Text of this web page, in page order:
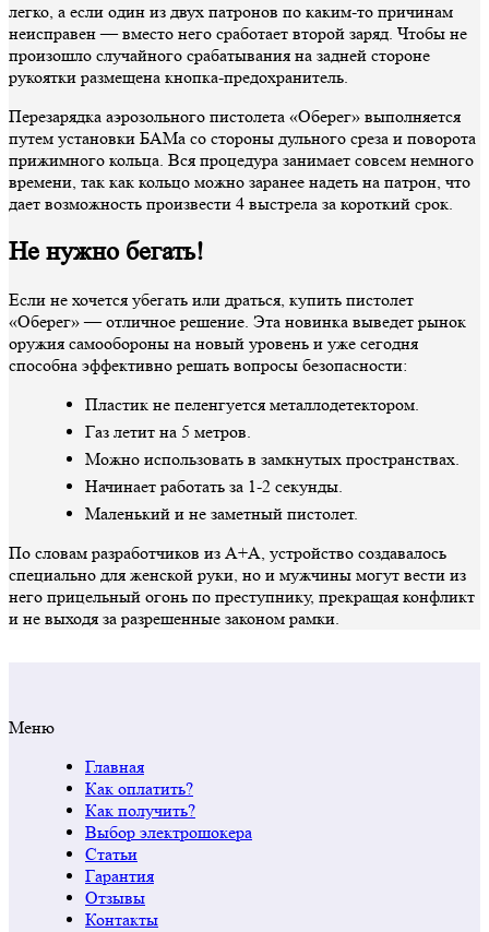
легко, а если один из двух патронов по каким-то причинам
неисправен — вместо него сработает второй заряд. Чтобы не
произошло случайного срабатывания на задней стороне
рукоятки размещена кнопка-предохранитель.
Перезарядка аэрозольного пистолета «Оберег» выполняется
путем установки БАМа со стороны дульного среза и поворота
прижимного кольца. Вся процедура занимает совсем немного
времени, так как кольцо можно заранее надеть на патрон, что
дает возможность произвести 4 выстрела за короткий срок.
Не нужно бегать!
Если не хочется убегать или драться, купить пистолет
«Оберег» — отличное решение. Эта новинка выведет рынок
оружия самообороны на новый уровень и уже сегодня
способна эффективно решать вопросы безопасности:
Пластик не пеленгуется металлодетектором.
Газ летит на 5 метров.
Можно использовать в замкнутых пространствах.
Начинает работать за 1-2 секунды.
Маленький и не заметный пистолет.
По словам разработчиков из А+А, устройство создавалось
специально для женской руки, но и мужчины могут вести из
него прицельный огонь по преступнику, прекращая конфликт
и не выходя за разрешенные законом рамки.
Меню
Главная
Как оплатить?
Как получить?
Выбор электрошокера
Статьи
Гарантия
Отзывы
Контакты